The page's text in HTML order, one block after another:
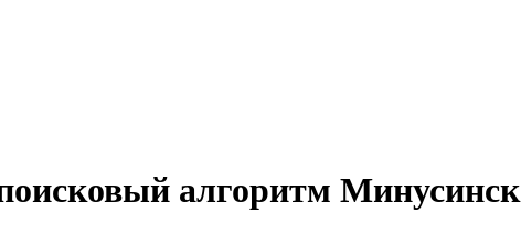
алгоритм Минусинск